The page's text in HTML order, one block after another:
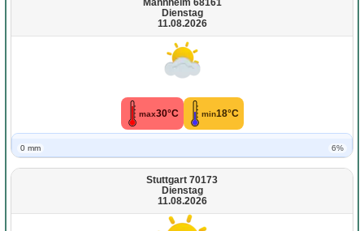
Mannheim 68161
Dienstag
11.08.2026
max30°C min18°C
0 mm 6%
Stuttgart 70173
Dienstag
11.08.2026